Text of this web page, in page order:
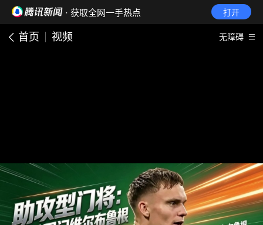
· 获取全网一手热点 打开
首页 视频 无障碍